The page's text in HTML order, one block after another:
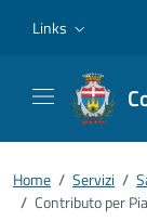
Links
Home / Servizi /
/ Contributo per